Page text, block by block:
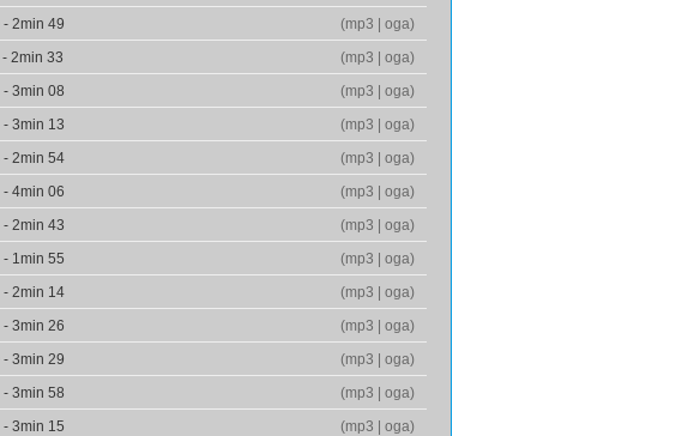
(mp3 oga)
2min 49
(mp3 oga)
2min 33
(mp3 oga)
3min 08
(mp3 oga)
3min 13
(mp3 oga)
- 2min 54
(mp3 oga)
4min 06
(mp3 oga)
2min 43
(mp3 oga)
1min 55
(mp3 oga)
- 2min 14
(mp3 oga)
3min 26
(mp3 oga)
3min 29
(mp3 oga)
3min 58
(mp3 oga)
3min 15